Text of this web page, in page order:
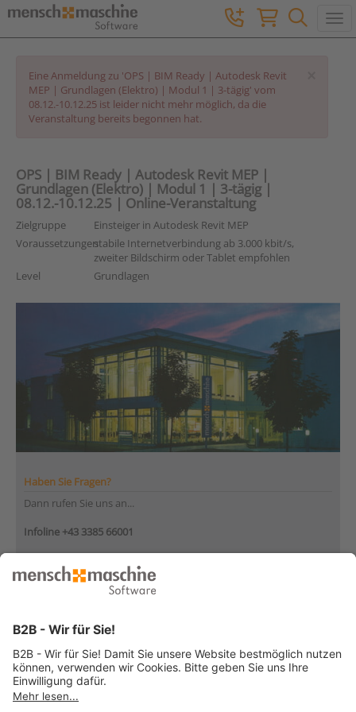
Eine Anmeldung zu 'OPS | BIM Ready | Autodesk Revit
MEP | Grundlagen (Elektro) | Modul 1 | 3-tägig' vom
08.12.-10.12.25 ist leider nicht mehr möglich, da die
Veranstaltung bereits begonnen hat.
OPS | BIM Ready | Autodesk Revit MEP |
Grundlagen (Elektro) | Modul 1 | 3-tägig |
08.12.-10.12.25 | Online-Veranstaltung
Zielgruppe
Einsteiger in Autodesk Revit MEP
Voraussetzungenstabile Internetverbindung ab 3.000 kbit/s,
zweiter Bildschirm oder Tablet empfohlen
Level
Grundlagen
Haben Sie Fragen?
Dann rufen Sie uns an...
Infoline +43 3385 66001
von 08:30 bis 12:00 Uhr
und 12:30 bis 17:00 Uhr
von 08:30 bis 12:30 Uhr
... oder senden Sie uns Ihre Nachricht»